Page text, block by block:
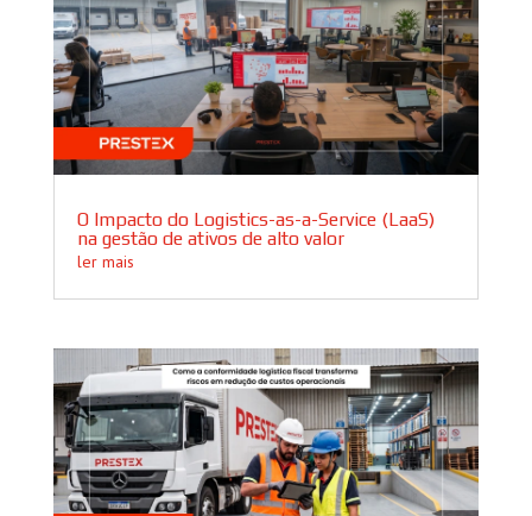
O Impacto do Logistics-as-a-Service (LaaS)
na gestão de ativos de alto valor
ler mais